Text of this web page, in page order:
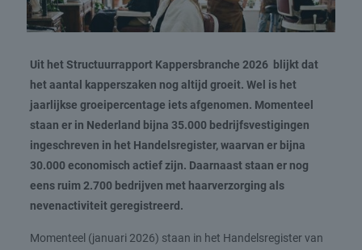
Uit het Structuurrapport Kappersbranche 2026 blijkt dat
het aantal kapperszaken nog altijd groeit. Wel is het
jaarlijkse groeipercentage iets afgenomen. Momenteel
staan er in Nederland bijna 35.000 bedrijfsvestigingen
ingeschreven in het Handelsregister, waarvan er bijna
30.000 economisch actief zijn. Daarnaast staan er nog
eens ruim 2.700 bedrijven met haarverzorging als
nevenactiviteit geregistreerd.
Momenteel (januari 2026) staan in het Handelsregister van